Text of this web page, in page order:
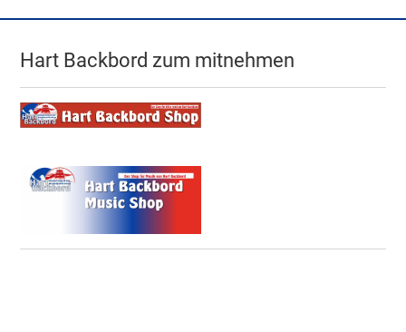
Hart Backbord zum mitnehmen